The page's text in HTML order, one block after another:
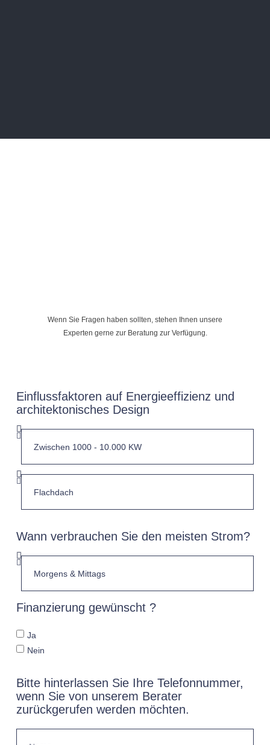
Wenn Sie Fragen haben sollten, stehen Ihnen unsere
Experten gerne zur Beratung zur Verfügung.
Einflussfaktoren auf Energieeffizienz und
architektonisches Design
Wann verbrauchen Sie den meisten Strom?
Finanzierung gewünscht ?
Ja
Nein
Bitte hinterlassen Sie Ihre Telefonnummer,
wenn Sie von unserem Berater
zurückgerufen werden möchten.